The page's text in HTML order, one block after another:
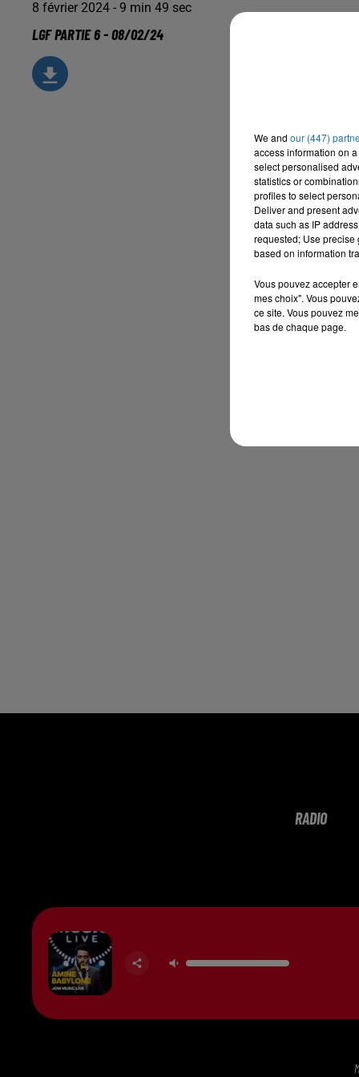
8 février 2024 - 9 min 49 sec
LGF PARTIE 6 - 08/02/24
RADIO
We and our (447)
access information on
select personalised
statistics or
profiles to select
Deliver and present
data such as IP
requested; Use precise
based on information
Vous pouvez accepter
mes choix". Vous
ce site. Vous pouvez
bas de chaque page.